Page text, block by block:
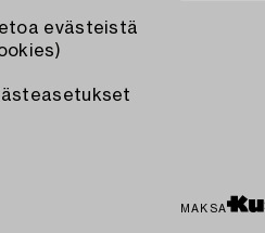
evästeistä
MAKSA